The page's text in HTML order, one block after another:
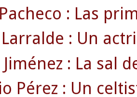
: Las
: Un
Jiménez : La sal
Pérez : Un